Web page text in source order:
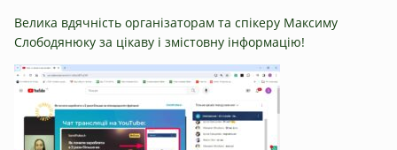
Велика вдячність організаторам та спікеру Максиму
Слободянюку за цікаву і змістовну інформацію!